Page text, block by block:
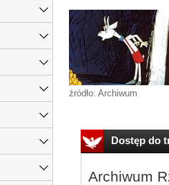
źródło: Archiwum
Dostęp do
Archiwum